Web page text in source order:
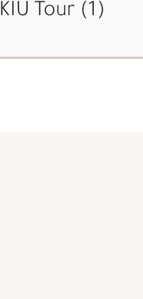
KIU Tour (1)